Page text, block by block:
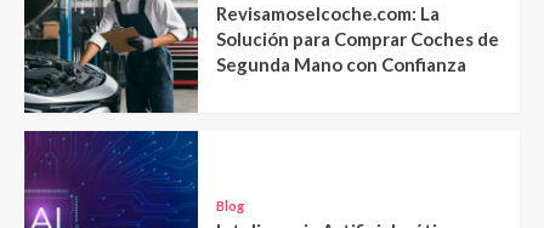
Revisamoselcoche.com: La
Solución para Comprar Coches de
Segunda Mano con Confianza
Blog